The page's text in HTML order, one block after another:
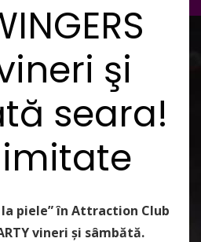
şi
seara!
piele” în Attraction Club
vineri şi sâmbătă.